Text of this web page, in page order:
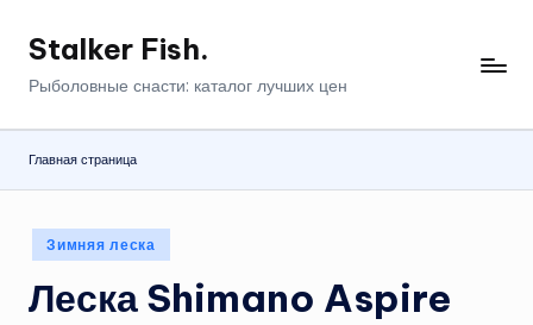
Перейти
Stalker Fish.
Рыболовные снасти: каталог лучших цен
Главная страница
Опубликовано
в
Зимняя леска
Леска Shimano Aspire